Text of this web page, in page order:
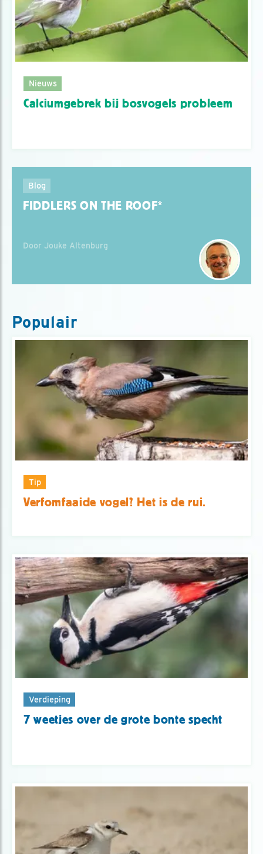
Nieuws
Calciumgebrek bij bosvogels probleem
Blog
FIDDLERS ON THE ROOF*
Door Jouke Altenburg
Populair
Tip
Verfomfaaide vogel? Het is de rui.
Verdieping
7 weetjes over de grote bonte specht